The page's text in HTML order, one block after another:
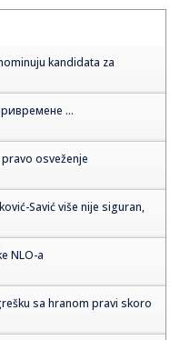
kandidata za
...
pravo osveženje
Savić više nije siguran,
NLO-a
sa hranom pravi skoro